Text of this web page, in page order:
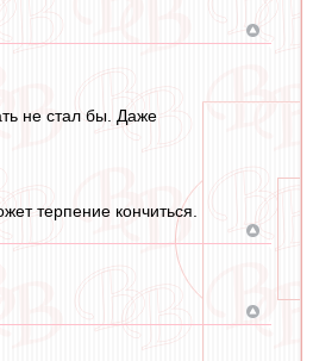
не стал бы. Даже
терпение кончиться.